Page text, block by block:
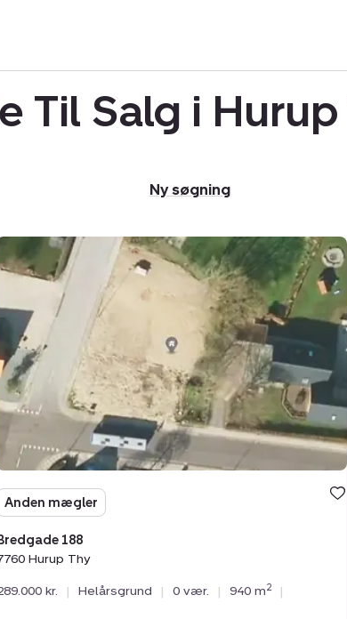
Til Salg i
Ny søgning
Helårsgrund:
Hurup
Anden mægler
188
Hurup Thy
kr. | Helårsgrund | 0 vær. | 940 m2 |